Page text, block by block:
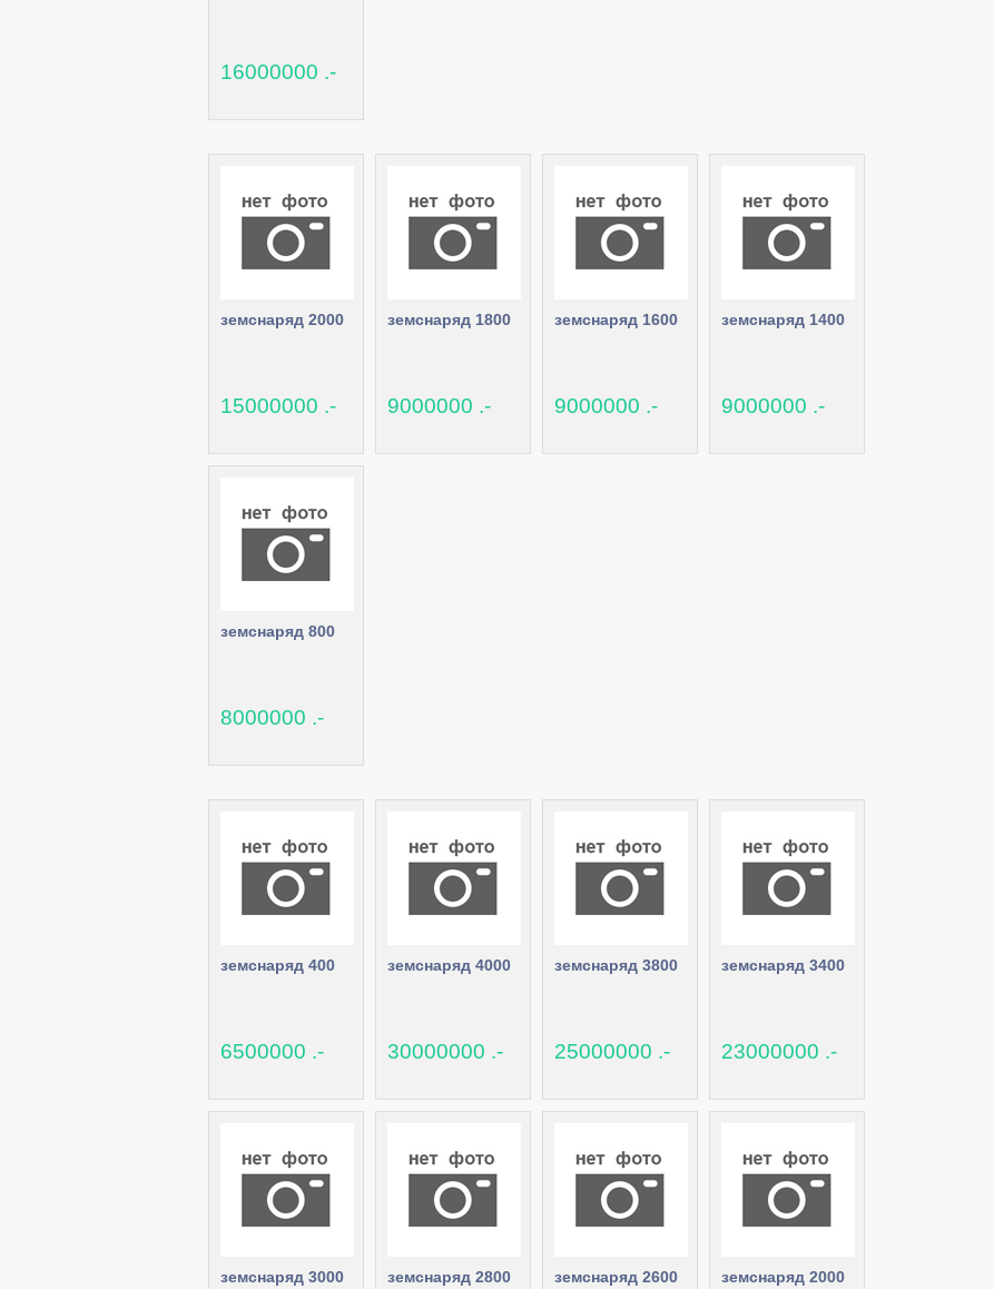
16000000 .-
земснаряд 2000
15000000 .-
земснаряд 1800
9000000 .-
земснаряд 1600
9000000 .-
земснаряд 1400
9000000 .-
земснаряд 800
8000000 .-
земснаряд 400
6500000 .-
земснаряд 4000
30000000 .-
земснаряд 3800
25000000 .-
земснаряд 3400
23000000 .-
земснаряд 3000 земснаряд 2800 земснаряд 2600 земснаряд 2000